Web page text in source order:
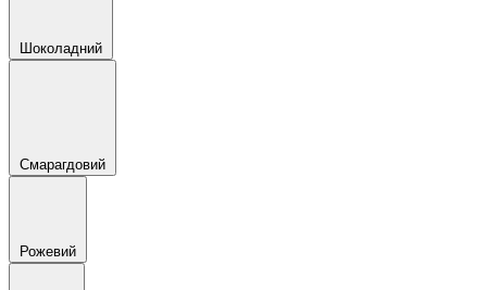
Шоколадний
Смарагдовий
Рожевий